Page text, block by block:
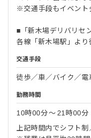
※交通手段もイベント
■「新木場デリバリセ
各線「新木場駅」より
交通手段
徒歩／車／バイク／電
勤務時間
10時00分〜 21時00分
上記時間内でシフト